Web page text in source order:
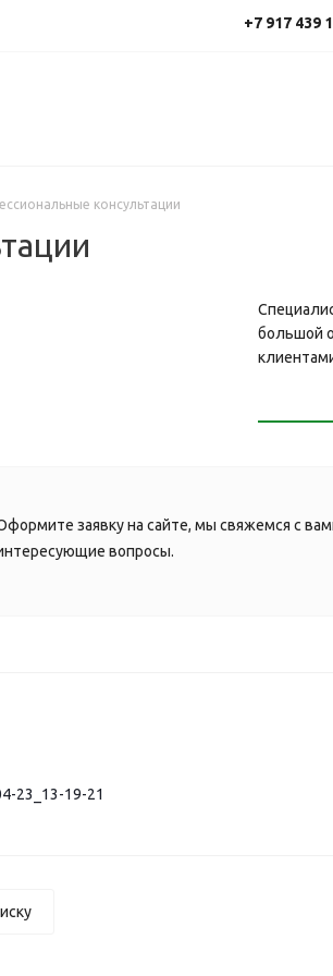
+7 917 439
консультации
большой
заявку на сайте, мы свяжемся с
вопросы.
23_13-19-21